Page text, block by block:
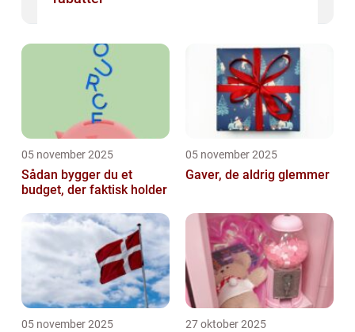
05 november 2025
Sådan bygger du et
budget, der faktisk holder
05 november 2025
Gaver, de aldrig glemmer
05 november 2025 27 oktober 2025